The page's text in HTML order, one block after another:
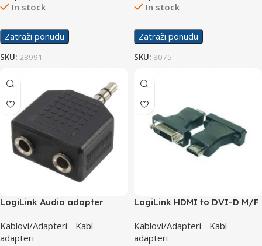
In stock
Zatraži ponudu
SKU: 28991
In stock
Zatraži ponudu
SKU: 8075
LogiLink Audio adapter
CA1002
Kablovi/Adapteri - Kabl
adapteri
LogiLink HDMI to DVI-D M/F
Kablovi/Adapteri - Kabl
adapteri